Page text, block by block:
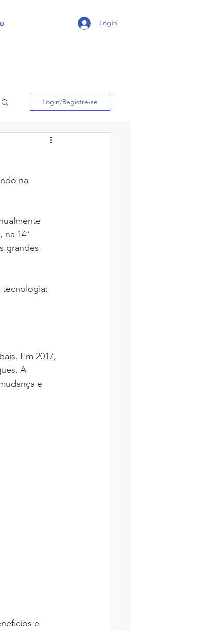
Login
Login/Registre-se
na
14ª
grandes
Em 2017,
A
e
e